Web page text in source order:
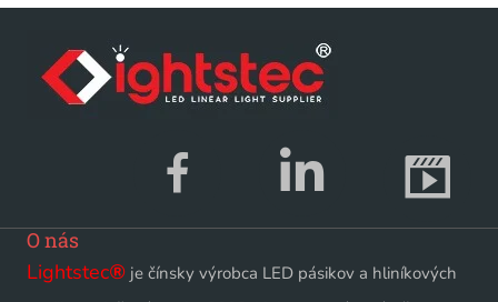
O nás
Lightstec® je čínsky výrobca LED pásikov a hliníkových